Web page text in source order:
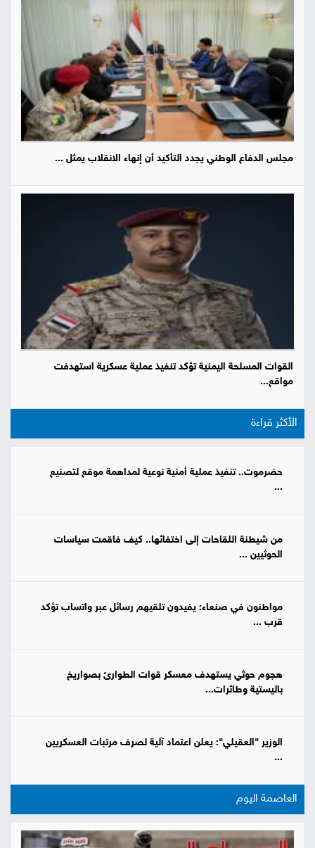
مجلس الدفاع الوطني يجدد التأكيد أن إنهاء الانقلاب يمثل ...
القوات المسلحة اليمنية تؤكد تنفيذ عملية عسكرية استهدفت
مواقع...
الأكثر قراءة
حضرموت.. تنفيذ عملية أمنية نوعية لمداهمة موقع لتصنيع
...
من شيطنة اللقاحات إلى اختفائها.. كيف فاقمت سياسات
الحوثيين ...
مواطنون في صنعاء: يفيدون تلقيهم رسائل عبر واتساب تؤكد
قرب ...
هجوم حوثي يستهدف معسكر قوات الطوارئ بصواريخ
باليستية وطائرات...
الوزير "العقيلي": يعلن اعتماد آلية لصرف مرتبات العسكريين
...
العاصمة اليوم